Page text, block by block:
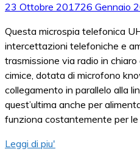
23 Ottobre 201726 Gennaio
Questa microspia telefonica
intercettazioni telefoniche e
trasmissione via radio in
cimice, dotata di microfono
collegamento in parallelo alla
quest’ultima anche per
funziona costantemente per le
Leggi di piu'